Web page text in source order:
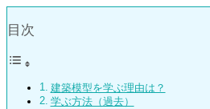
目次
建築模型を学ぶ理由は？
学ぶ方法（過去）